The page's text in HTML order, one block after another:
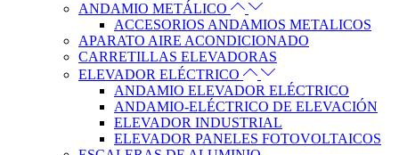
ANDAMIO METÁLICO
ACCESORIOS ANDAMIOS METALICOS
APARATO AIRE ACONDICIONADO
CARRETILLAS ELEVADORAS
ELEVADOR ELÉCTRICO
ANDAMIO ELEVADOR ELÉCTRICO
ANDAMIO-ELÉCTRICO DE ELEVACIÓN
ELEVADOR INDUSTRIAL
ELEVADOR PANELES FOTOVOLTAICOS